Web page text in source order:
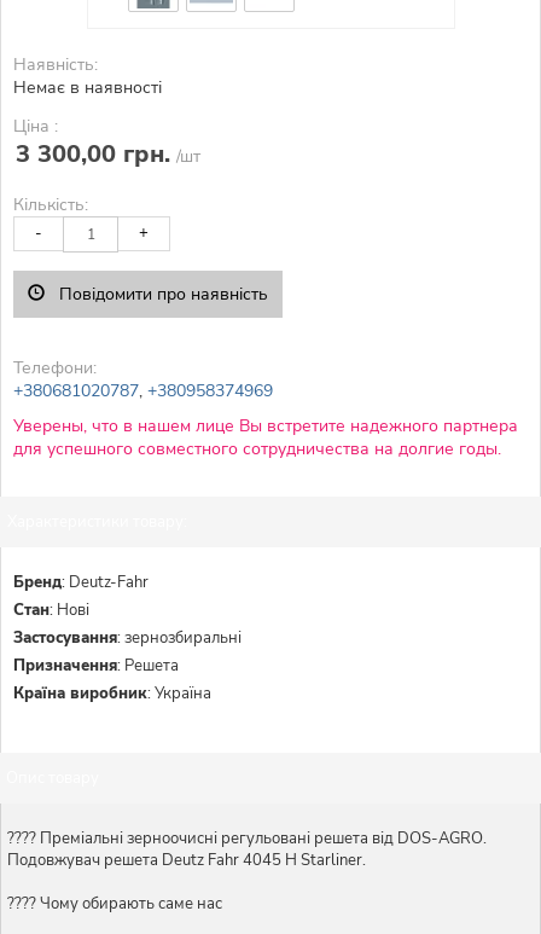
Наявність:
Немає в наявності
Ціна :
3 300,00 грн. /шт
Кількість:
- +
Повідомити про наявність
Телефони:
+380681020787, +380958374969
Уверены, что в нашем лице Вы встретите надежного партнера
для успешного совместного сотрудничества на долгие годы.
Бренд: Deutz-Fahr
Стан: Нові
Застосування:зернозбиральні
Призначення: Решета
Країна виробник:Україна
???? Преміальні зерноочисні регульовані решета від DOS-AGRO.
Подовжувач решета Deutz Fahr 4045 H Starliner.
???? Чому обирають саме нас